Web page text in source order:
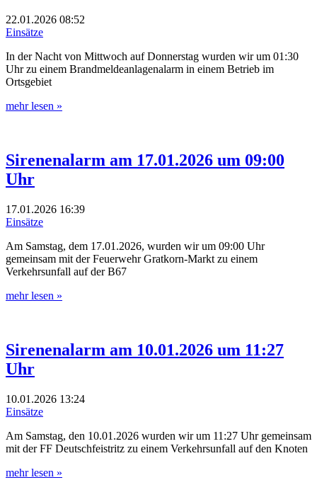
22.01.2026 08:52
Einsätze
In der Nacht von Mittwoch auf Donnerstag wurden wir um 01:30
Uhr zu einem Brandmeldeanlagenalarm in einem Betrieb im
Ortsgebiet
mehr lesen »
Sirenenalarm am 17.01.2026 um 09:00
Uhr
17.01.2026 16:39
Einsätze
Am Samstag, dem 17.01.2026, wurden wir um 09:00 Uhr
gemeinsam mit der Feuerwehr Gratkorn‑Markt zu einem
Verkehrsunfall auf der B67
mehr lesen »
Sirenenalarm am 10.01.2026 um 11:27
Uhr
10.01.2026 13:24
Einsätze
Am Samstag, den 10.01.2026 wurden wir um 11:27 Uhr gemeinsam
mit der FF Deutschfeistritz zu einem Verkehrsunfall auf den Knoten
mehr lesen »